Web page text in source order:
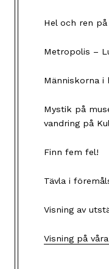
Hel och ren
Metropolis –
Människorna i
Mystik på
vandring på
Finn fem fel!
Tävla i
Visning av
Visning på